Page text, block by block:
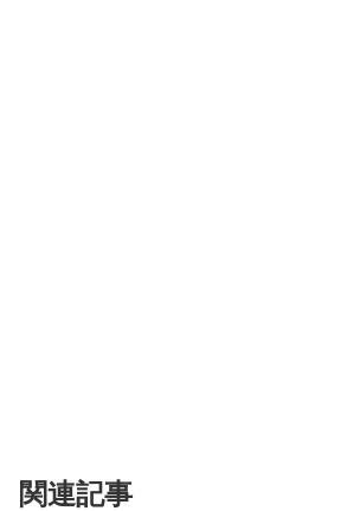
関連記事